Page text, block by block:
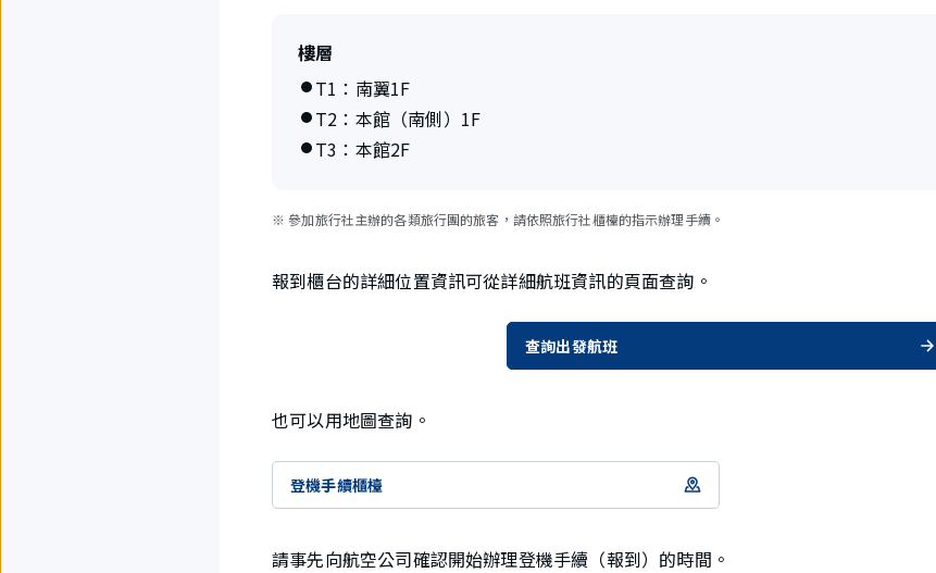
樓層
T1：南翼1F
T2：本館（南側）1F
T3：本館2F
※ 參加旅行社主辦的各類旅行團的旅客，請依照旅行社櫃檯的指示辦理手續。
報到櫃台的詳細位置資訊可從詳細航班資訊的頁面查詢。
查詢出發航班
也可以用地圖查詢。
登機手續櫃檯
請事先向航空公司確認開始辦理登機手續（報到）的時間。